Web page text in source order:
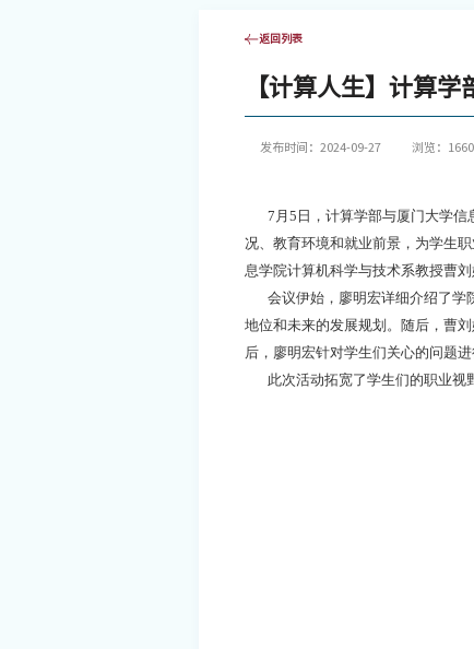
返回列表
【计算人生】计算
发布时间：2024-09-27 浏览： 1660
7月5日，计算学部与厦门大学信
况、教育环境和就业前景，为学生
息学院计算机科学与技术系教授曹
会议伊始，廖明宏详细介绍了学
地位和未来的发展规划。随后，曹
后，廖明宏针对学生们关心的问题进
此次活动拓宽了学生们的职业视